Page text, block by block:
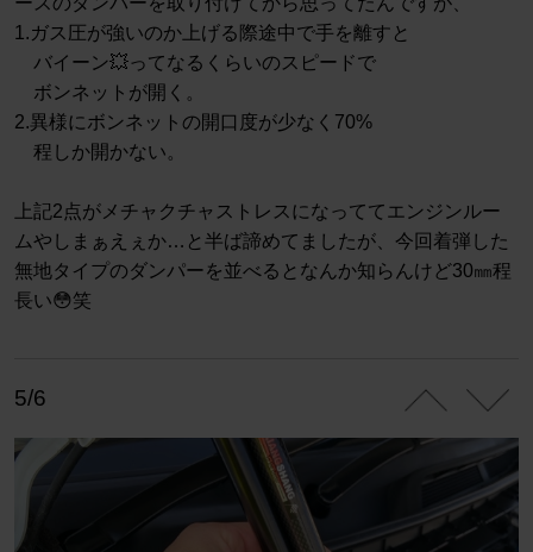
1.ガス圧が強いのか上げる際途中で手を離すと
バイーン💥ってなるくらいのスピードで
ボンネットが開く。
2.異様にボンネットの開口度が少なく70%
程しか開かない。
上記2点がメチャクチャストレスになっててエンジンルー
ムやしまぁえぇか…と半ば諦めてましたが、今回着弾した
無地タイプのダンパーを並べるとなんか知らんけど30㎜程
長い😳笑
5/6